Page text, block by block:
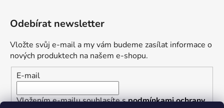
Odebírat newsletter
Vložte svůj e-mail a my vám budeme zasílat informace o
nových produktech na našem e-shopu.
E-mail
Vložením e-mailu souhlasíte spodmínkami ochrany